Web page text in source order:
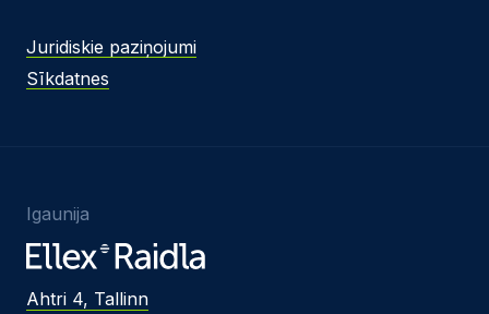
Juridiskie paziņojumi
Sīkdatnes
Igaunija
Ahtri 4, Tallinn